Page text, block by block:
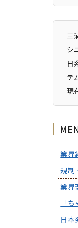
三
シ
日
テ
現
業界
規制
業界
「
日本